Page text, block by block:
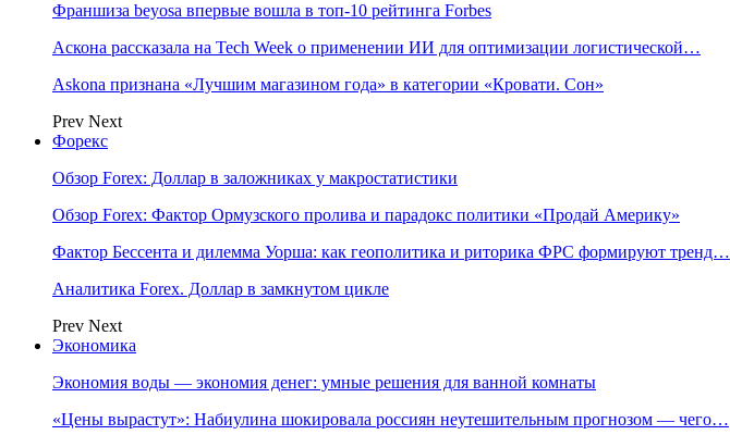
Франшиза beyosa впервые вошла в топ-10 рейтинга Forbes
Аскона рассказала на Tech Week о применении ИИ для оптимизации логистической…
Askona признана «Лучшим магазином года» в категории «Кровати. Сон»
Prev Next
Форекс
Обзор Forex: Доллар в заложниках у макростатистики
Обзор Forex: Фактор Ормузского пролива и парадокс политики «Продай Америку»
Фактор Бессента и дилемма Уорша: как геополитика и риторика ФРС формируют тренд…
Аналитика Forex. Доллар в замкнутом цикле
Prev Next
Экономика
Экономия воды — экономия денег: умные решения для ванной комнаты
«Цены вырастут»: Набиулина шокировала россиян неутешительным прогнозом — чего…